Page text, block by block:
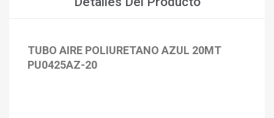
TUBO AIRE POLIURETANO AZUL 20MT
PU0425AZ-20